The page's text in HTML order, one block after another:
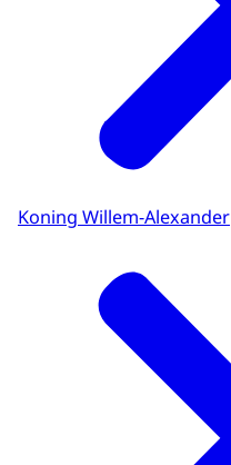
Koning Willem-Alexander